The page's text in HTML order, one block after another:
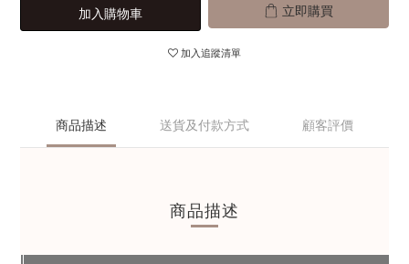
加入購物車 立即購買
加入追蹤清單
商品描述 送貨及付款方式 顧客評價
商品描述